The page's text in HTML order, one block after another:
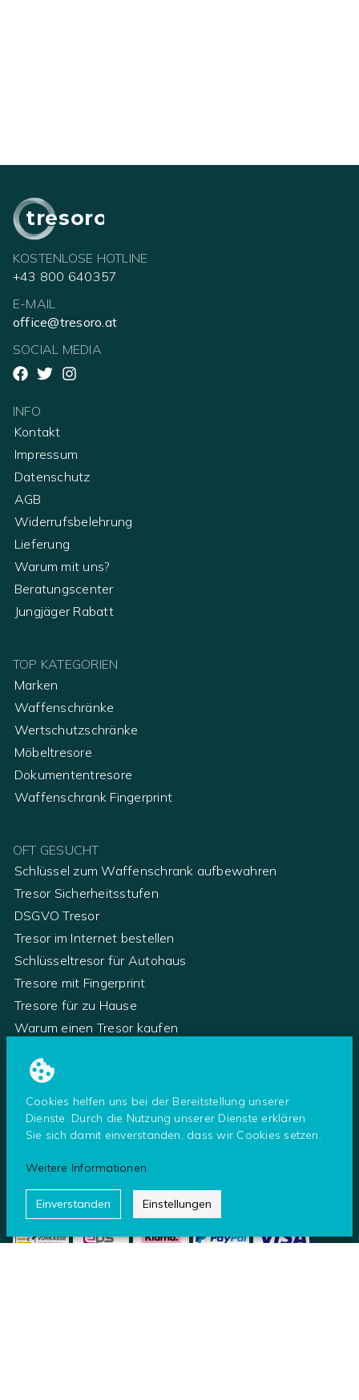
Cookies helfen uns bei der Bereitstellung unserer
Dienste. Durch die Nutzung unserer Dienste erklären
Sie sich damit einverstanden, dass wir Cookies setzen.
Weitere Informationen
Einverstanden Einstellungen
tresoro
KOSTENLOSE HOTLINE
+43 800 640357
E-MAIL
office@tresoro.at
SOCIAL MEDIA
INFO
Kontakt
Impressum
Datenschutz
AGB
Widerrufsbelehrung
Lieferung
Warum mit uns?
Beratungscenter
Jungjäger Rabatt
TOP KATEGORIEN
Marken
Waffenschränke
Wertschutzschränke
Möbeltresore
Dokumententresore
Waffenschrank Fingerprint
OFT GESUCHT
Schlüssel zum Waffenschrank aufbewahren
Tresor Sicherheitsstufen
DSGVO Tresor
Tresor im Internet bestellen
Schlüsseltresor für Autohaus
Tresore mit Fingerprint
Tresore für zu Hause
Warum einen Tresor kaufen
Tresor Service
ZAHLUNG